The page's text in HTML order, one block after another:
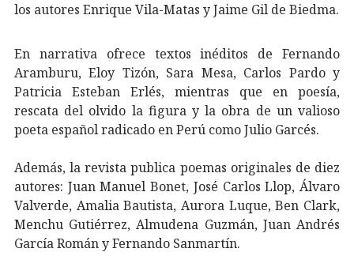
los autores Enrique Vila-Matas y Jaime Gil de Biedma.
En narrativa ofrece textos inéditos de Fernando
Aramburu, Eloy Tizón, Sara Mesa, Carlos Pardo y
Patricia Esteban Erlés, mientras que en poesía,
rescata del olvido la figura y la obra de un valioso
poeta español radicado en Perú como Julio Garcés.
Además, la revista publica poemas originales de diez
autores: Juan Manuel Bonet, José Carlos Llop, Álvaro
Valverde, Amalia Bautista, Aurora Luque, Ben Clark,
Menchu Gutiérrez, Almudena Guzmán, Juan Andrés
García Román y Fernando Sanmartín.